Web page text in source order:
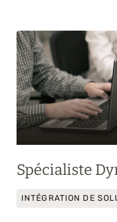
Spécialiste
INTÉGRATION DE